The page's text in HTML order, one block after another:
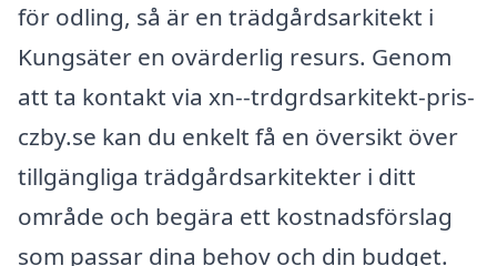
för odling, så är en trädgårdsarkitekt i
Kungsäter en ovärderlig resurs. Genom
att ta kontakt via xn--trdgrdsarkitekt-pris-
czby.se kan du enkelt få en översikt över
tillgängliga trädgårdsarkitekter i ditt
område och begära ett kostnadsförslag
som passar dina behov och din budget.